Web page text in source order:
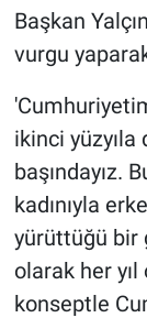
Başkan
vurgu
ikinci
başındayız.
kadınıyla
yürüttüğü bir
olarak her
konseptle